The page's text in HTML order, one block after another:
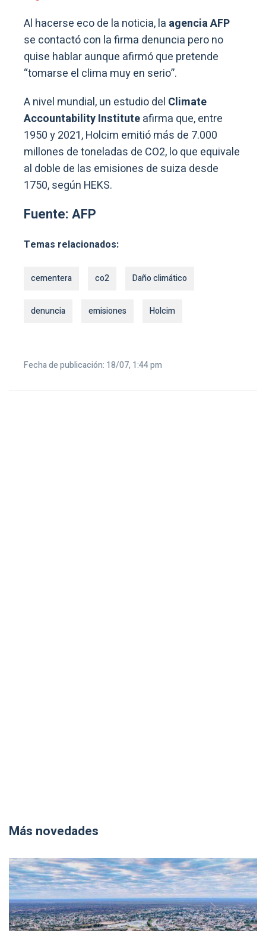
Al hacerse eco de la noticia, la agencia AFP
se contactó con la firma denuncia pero no
quise hablar aunque afirmó que pretende
“tomarse el clima muy en serio”.
A nivel mundial, un estudio del Climate
Accountability Instituteafirma que, entre
1950 y 2021, Holcim emitió más de 7.000
millones de toneladas de CO2, lo que equivale
al doble de las emisiones de suiza desde
1750, según HEKS.
Fuente: AFP
Temas relacionados:
cementera co2 Daño climático
denuncia emisiones Holcim
Fecha de publicación: 18/07, 1:44 pm
Más novedades